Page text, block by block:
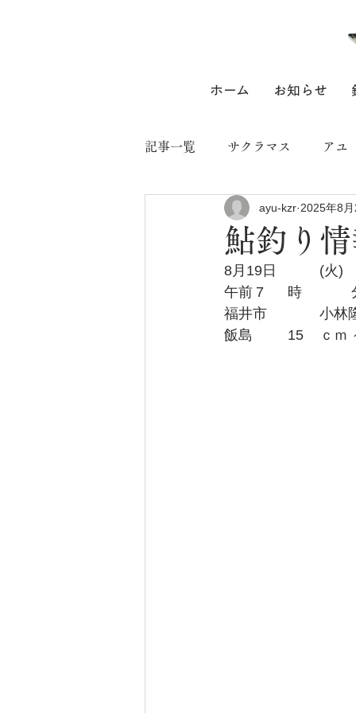
ホーム お知らせ
記事一覧 サクラマス アユ
鮎釣り
ayu-kzr 2025年8